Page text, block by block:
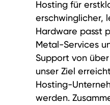
Hosting für
erschwinglicher,
Hardware passt
Metal-Services
Support von
unser Ziel
Hosting-
werden.